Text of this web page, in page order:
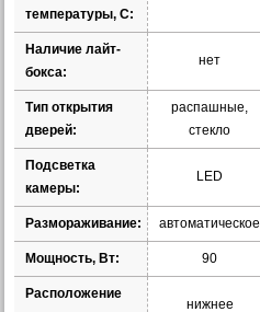
температуры, С:
Наличие лайт-
бокса:
нет
Тип открытия
дверей:
распашные,
стекло
Подсветка
камеры:
LED
Размораживание: автоматическое
Мощность, Вт: 90
Расположение
нижнее